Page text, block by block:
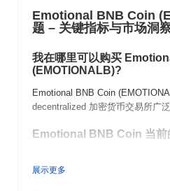
Emotional BNB Coin
题 – 关键指标与市场洞
我在哪里可以购买
(EMOTIONALB)?
Emotional BNB Coin
decentralized 加密货币交易所广泛
Emotional BNB Coin 当前
展示更多